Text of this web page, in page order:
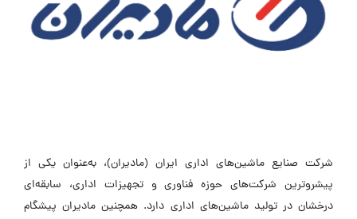
شرکت صنایع ماشین‌های اداری ایران (مادیران)، به‌عنوان یکی از
پیشروترین شرکت‌های حوزه فناوری و تجهیزات اداری، سابقه‌ای
درخشان در تولید ماشین‌های اداری دارد. همچنین مادیران پیشگام